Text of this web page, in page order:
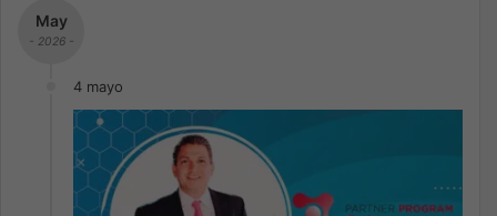
May
- 2026 -
4 mayo